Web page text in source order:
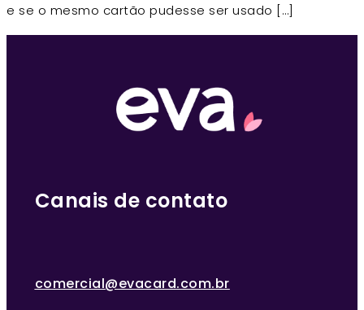
e se o mesmo cartão pudesse ser usado […]
Canais de contato
comercial@evacard.com.br